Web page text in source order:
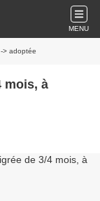
MENU
> adoptée
mois, à